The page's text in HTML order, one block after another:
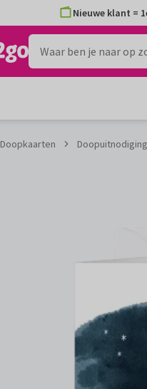
Nieuwe klant =
Doopkaarten